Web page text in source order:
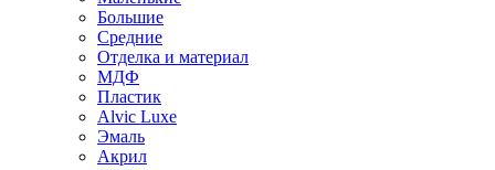
Большие
Средние
Отделка и материал
МДФ
Пластик
Alvic Luxe
Эмаль
Акрил